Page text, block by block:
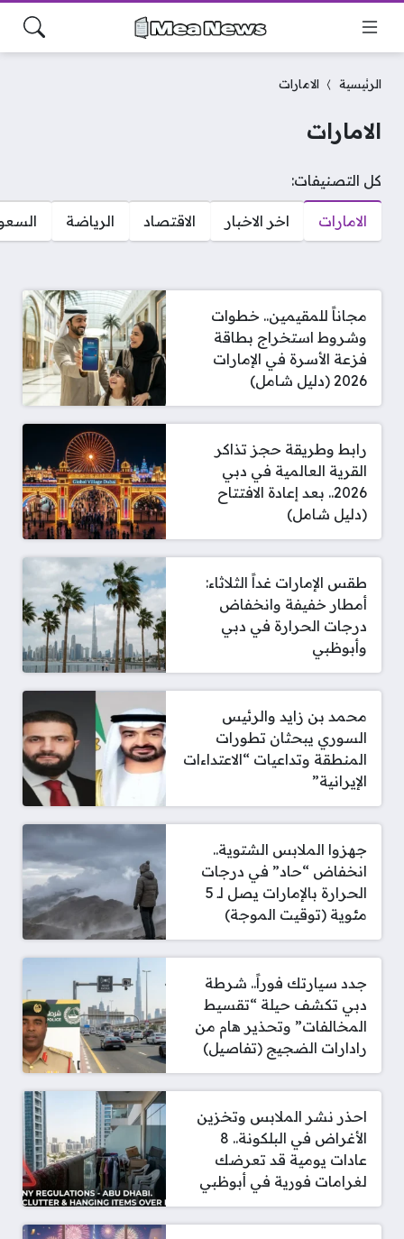
الرئيسية الامارات
الامارات
كل التصنيفات:
اخر الاخبار الاقتصاد الامارات الرياضة
مجاناً للمقيمين.. خطوات
وشروط استخراج بطاقة
فزعة الأسرة في الإمارات
2026 (دليل شامل)
رابط وطريقة حجز تذاكر
القرية العالمية في دبي
2026.. بعد إعادة الافتتاح
(دليل شامل)
طقس الإمارات غداً الثلاثاء:
أمطار خفيفة وانخفاض
درجات الحرارة في دبي
وأبوظبي
محمد بن زايد والرئيس
السوري يبحثان تطورات
المنطقة وتداعيات “الاعتداءات
الإيرانية”
جهزوا الملابس الشتوية..
انخفاض “حاد” في درجات
الحرارة بالإمارات يصل لـ 5
مئوية (توقيت الموجة)
جدد سيارتك فوراً.. شرطة
دبي تكشف حيلة “تقسيط
المخالفات” وتحذير هام من
رادارات الضجيج (تفاصيل)
احذر نشر الملابس وتخزين
الأغراض في البلكونة.. 8
عادات يومية قد تعرضك
لغرامات فورية في أبوظبي